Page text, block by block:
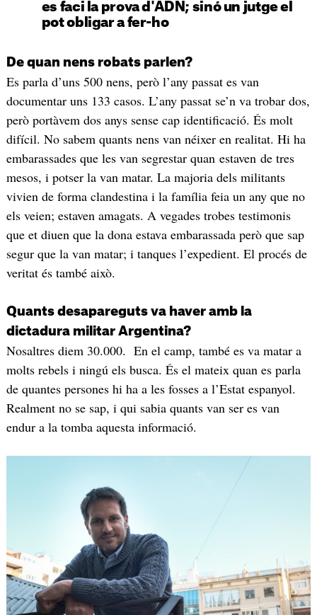
es faci la prova d'ADN; sinó un jutge el
pot obligar a fer-ho
De quan nens robats parlen?
Es parla d’uns 500 nens, però l’any passat es van
documentar uns 133 casos. L’any passat se’n va trobar dos,
però portàvem dos anys sense cap identificació. És molt
difícil. No sabem quants nens van néixer en realitat. Hi ha
embarassades que les van segrestar quan estaven de tres
mesos, i potser la van matar. La majoria dels militants
vivien de forma clandestina i la família feia un any que no
els veien; estaven amagats. A vegades trobes testimonis
que et diuen que la dona estava embarassada però que sap
segur que la van matar; i tanques l’expedient. El procés de
veritat és també això.
Quants desapareguts va haver amb la
dictadura militar Argentina?
Nosaltres diem 30.000. En el camp, també es va matar a
molts rebels i ningú els busca. És el mateix quan es parla
de quantes persones hi ha a les fosses a l’Estat espanyol.
Realment no se sap, i qui sabia quants van ser es van
endur a la tomba aquesta informació.